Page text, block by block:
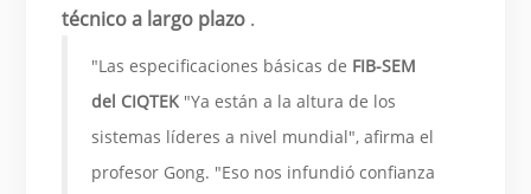
técnico a largo plazo .
"Las especificaciones básicas de FIB-SEM
del CIQTEK "Ya están a la altura de los
sistemas líderes a nivel mundial", afirma el
profesor Gong. "Eso nos infundió confianza